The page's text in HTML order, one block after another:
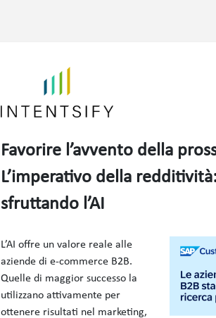
Favorire l’avvento della
L’imperativo della
sfruttando l’AI
L’AI offre un valore reale alle
aziende di e-commerce B2B.
Quelle di maggior successo la
utilizzano attivamente per
ottenere risultati nel marketing,